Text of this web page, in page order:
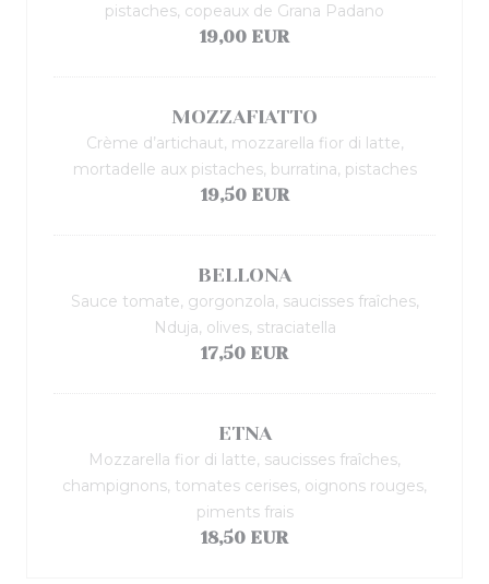
pistaches, copeaux de Grana Padano
19,00 EUR
MOZZAFIATTO
Crème d’artichaut, mozzarella fior di latte,
mortadelle aux pistaches, burratina, pistaches
19,50 EUR
BELLONA
Sauce tomate, gorgonzola, saucisses fraîches,
Nduja, olives, straciatella
17,50 EUR
ETNA
Mozzarella fior di latte, saucisses fraîches,
champignons, tomates cerises, oignons rouges,
piments frais
18,50 EUR